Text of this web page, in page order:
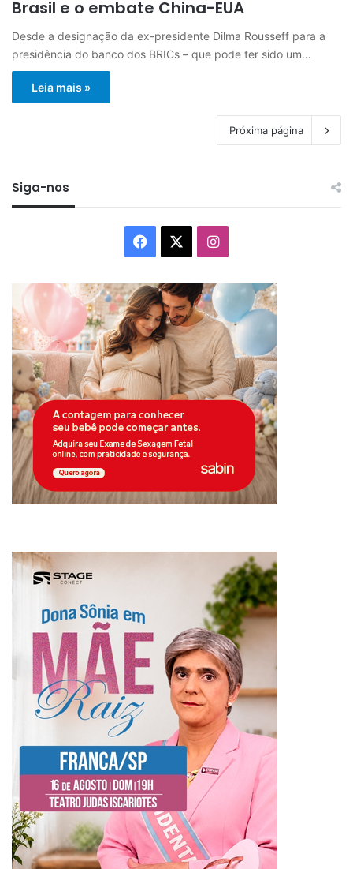
Brasil e o embate China-EUA
Desde a designação da ex-presidente Dilma Rousseff para a
presidência do banco dos BRICs – que pode ter sido um…
Leia mais »
Próxima página
Siga-nos
Facebook Instagram